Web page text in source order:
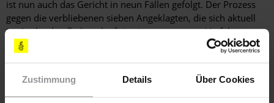
Zustimmung Details Über Cookies
ist nun auch das Gericht in neun Fällen gefolgt. Der Prozess
gegen die verbliebenen sieben Angeklagten, die sich aktuell
im Ausland aufhalten, läuft in einem separaten Verfahren
weiter.